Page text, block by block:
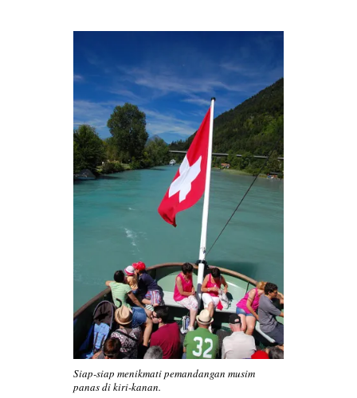
Siap-siap menikmati pemandangan musim
panas di kiri-kanan.